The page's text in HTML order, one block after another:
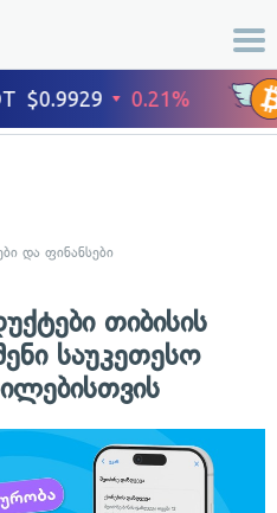
და ფინანსები
თიბისის
საუკეთესო